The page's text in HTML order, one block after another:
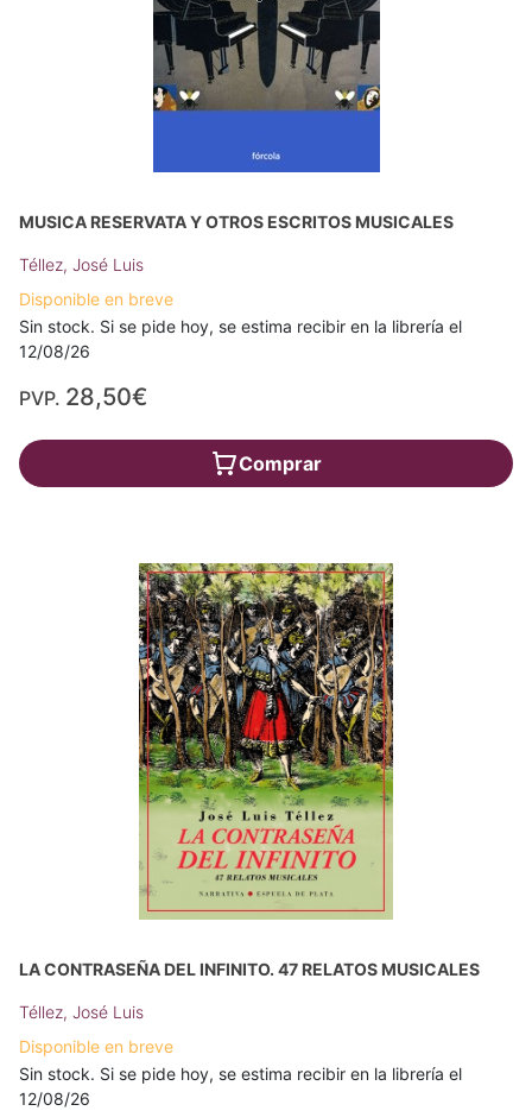
MUSICA RESERVATA Y OTROS ESCRITOS MUSICALES
Téllez, José Luis
Disponible en breve
Sin stock. Si se pide hoy, se estima recibir en la librería el
12/08/26
PVP. 28,50€
Comprar
LA CONTRASEÑA DEL INFINITO. 47 RELATOS MUSICALES
Téllez, José Luis
Disponible en breve
Sin stock. Si se pide hoy, se estima recibir en la librería el
12/08/26